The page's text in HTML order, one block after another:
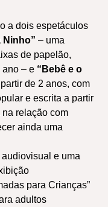
a dois espetáculos
Ninho” – uma
de papelão,
ano – e “Bebê e o
de 2 anos, com
e escrita a partir
relação com
ainda uma
e uma
para Crianças”
adultos